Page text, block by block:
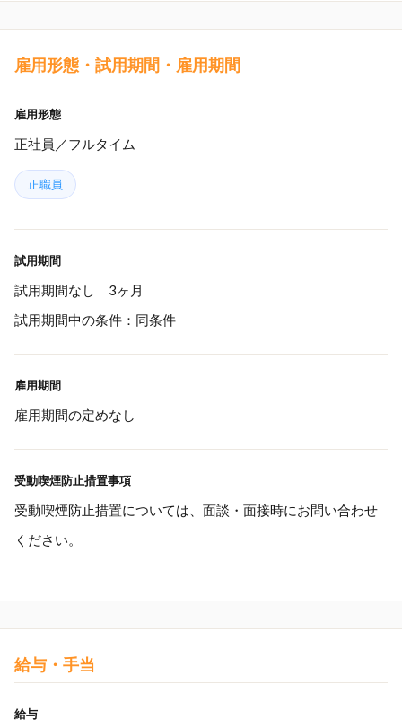
雇用形態・試用期間・雇用期間
雇用形態
正社員／フルタイム
正職員
試用期間
試用期間なし 3ヶ月
試用期間中の条件：同条件
雇用期間
雇用期間の定めなし
受動喫煙防止措置事項
受動喫煙防止措置については、面談・面接時にお問い合わせ
ください。
給与・手当
給与